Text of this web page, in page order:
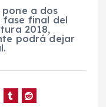
pone a dos
fase final del
2018,
podrá dejar